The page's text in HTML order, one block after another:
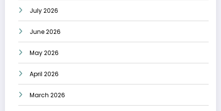
July 2026
June 2026
May 2026
April 2026
March 2026